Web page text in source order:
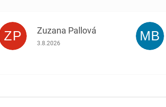
ZP Zuzana Pallová
Hodnotenie obchodu je 5 z 5 hviezdičiek.
3.8.2026 MB